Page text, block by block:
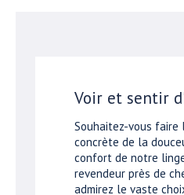
Voir et sentir
Souhaitez-vous faire
concrète de la
confort de notre
revendeur près de
admirez le vaste